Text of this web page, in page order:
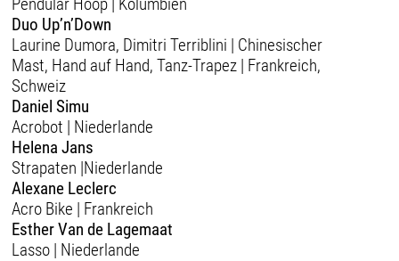
Duo Up’n’Down
Laurine Dumora, Dimitri Terriblini | Chinesischer
Mast, Hand auf Hand, Tanz-Trapez | Frankreich,
Schweiz
Daniel Simu
Acrobot | Niederlande
Helena Jans
Strapaten |Niederlande
Alexane Leclerc
Acro Bike | Frankreich
Esther Van de Lagemaat
Lasso | Niederlande